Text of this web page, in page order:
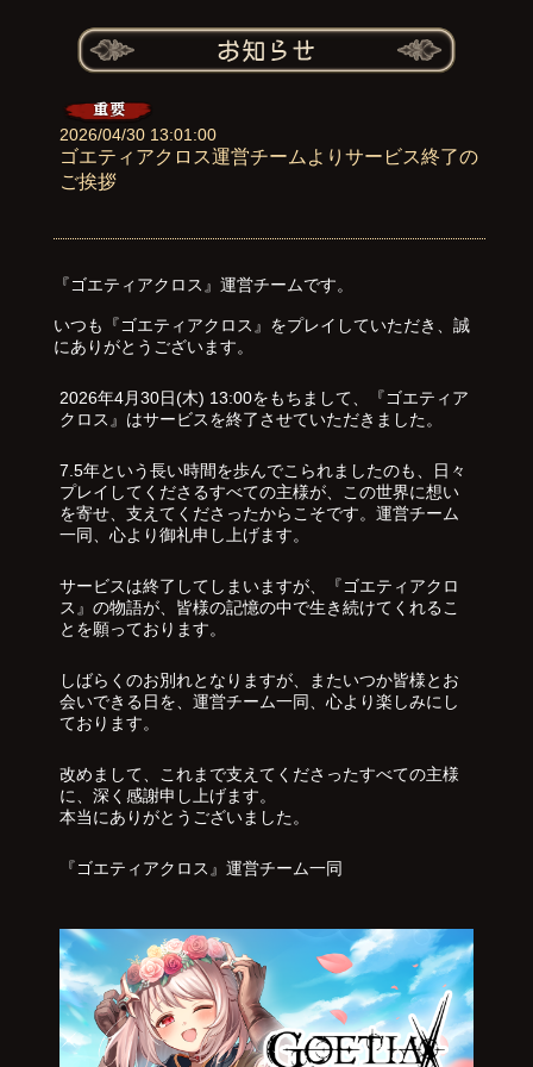
2026/04/30 13:01:00
ゴエティアクロス運営チームよりサービス終了の
ご挨拶
『ゴエティアクロス』運営チームです。
いつも『ゴエティアクロス』をプレイしていただき、誠
にありがとうございます。
2026年4月30日(木) 13:00をもちまして、『ゴエティア
クロス』はサービスを終了させていただきました。
7.5年という長い時間を歩んでこられましたのも、日々
プレイしてくださるすべての主様が、この世界に想い
を寄せ、支えてくださったからこそです。運営チーム
一同、心より御礼申し上げます。
サービスは終了してしまいますが、『ゴエティアクロ
ス』の物語が、皆様の記憶の中で生き続けてくれるこ
とを願っております。
しばらくのお別れとなりますが、またいつか皆様とお
会いできる日を、運営チーム一同、心より楽しみにし
ております。
改めまして、これまで支えてくださったすべての主様
に、深く感謝申し上げます。
本当にありがとうございました。
『ゴエティアクロス』運営チーム一同